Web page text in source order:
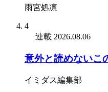
雨宮処凛
4
連載 2026.08.06
意外と読めないこ
イミダス編集部